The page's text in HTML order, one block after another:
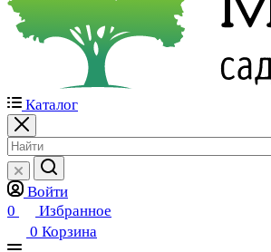
Каталог
Войти
0
Избранное
0 Корзина